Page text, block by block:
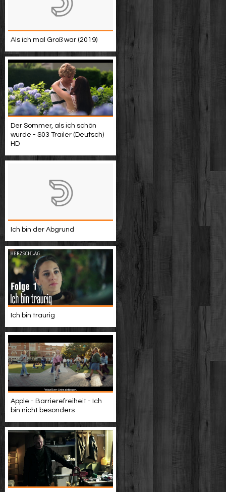
Als ich mal Groß war (2019)
Der Sommer, als ich schön
wurde - S03 Trailer (Deutsch)
HD
Ich bin der Abgrund
Ich bin traurig
Apple - Barrierefreiheit - Ich
bin nicht besonders